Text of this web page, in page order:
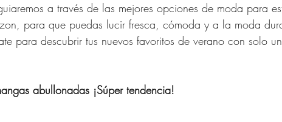
Relaciones
Ideas
40 años y más
a través de las mejores opciones de moda para
para que puedas lucir fresca, cómoda y a la moda
para descubrir tus nuevos favoritos de verano con solo
abullonadas ¡Súper tendencia!